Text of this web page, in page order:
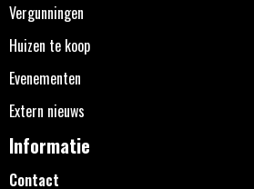
Vergunningen
Huizen te koop
Evenementen
Extern nieuws
Informatie
Contact